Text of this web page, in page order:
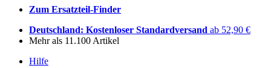
Zum Ersatzteil-Finder
Deutschland: Kostenloser Standardversand ab 52,90 €
Mehr als 11.100 Artikel
Hilfe